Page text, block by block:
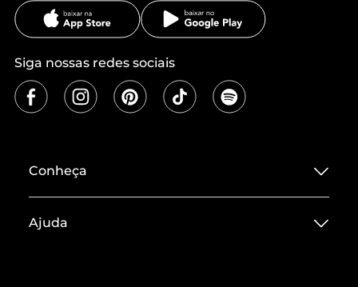
Siga nossas redes sociais
Conheça
Termos de Uso
Ajuda